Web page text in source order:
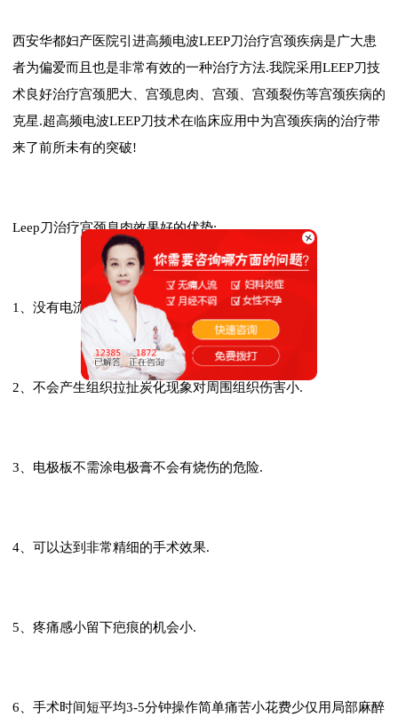
西安华都妇产医院引进高频电波LEEP刀治疗宫颈疾病是广大患
者为偏爱而且也是非常有效的一种治疗方法.我院采用LEEP刀技
术良好治疗宫颈肥大、宫颈息肉、宫颈、宫颈裂伤等宫颈疾病的
克星.超高频电波LEEP刀技术在临床应用中为宫颈疾病的治疗带
来了前所未有的突破!
Leep刀治疗宫颈息肉效果好的优势:
1、没有电流通过身体的危险.
2、不会产生组织拉扯炭化现象对周围组织伤害小.
3、电极板不需涂电极膏不会有烧伤的危险.
4、可以达到非常精细的手术效果.
5、疼痛感小留下疤痕的机会小.
6、手术时间短平均3-5分钟操作简单痛苦小花费少仅用局部麻醉